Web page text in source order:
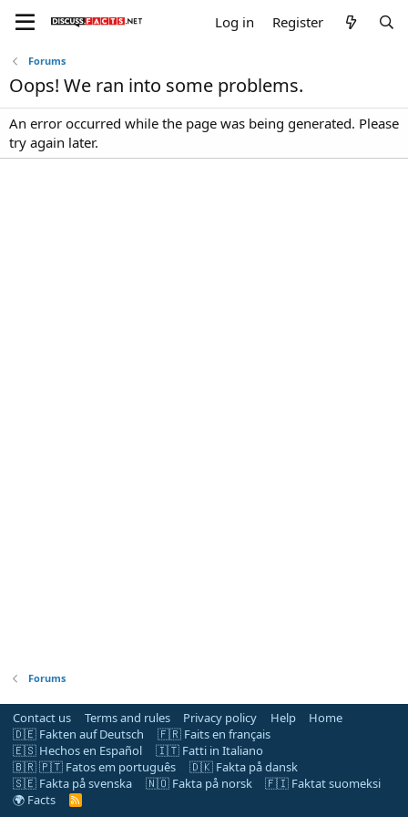
Log in Register
Forums
Oops! We ran into some problems.
An error occurred while the page was being generated. Please
try again later.
Forums
Contact us Terms and rules Privacy policy Help
Home
🇩🇪 Fakten auf Deutsch
🇫🇷 Faits en français
🇪🇸 Hechos en Español
🇮🇹 Fatti in Italiano
🇧🇷 🇵🇹 Fatos em português
🇩🇰 Fakta på dansk
🇸🇪 Fakta på svenska
🇳🇴 Fakta på norsk
🇫🇮 Faktat suomeksi
🌍 Facts
R